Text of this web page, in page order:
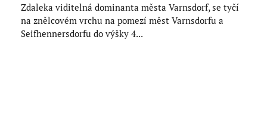
Zdaleka viditelná dominanta města Varnsdorf, se tyčí
na znělcovém vrchu na pomezí měst Varnsdorfu a
Seifhennersdorfu do výšky 4...